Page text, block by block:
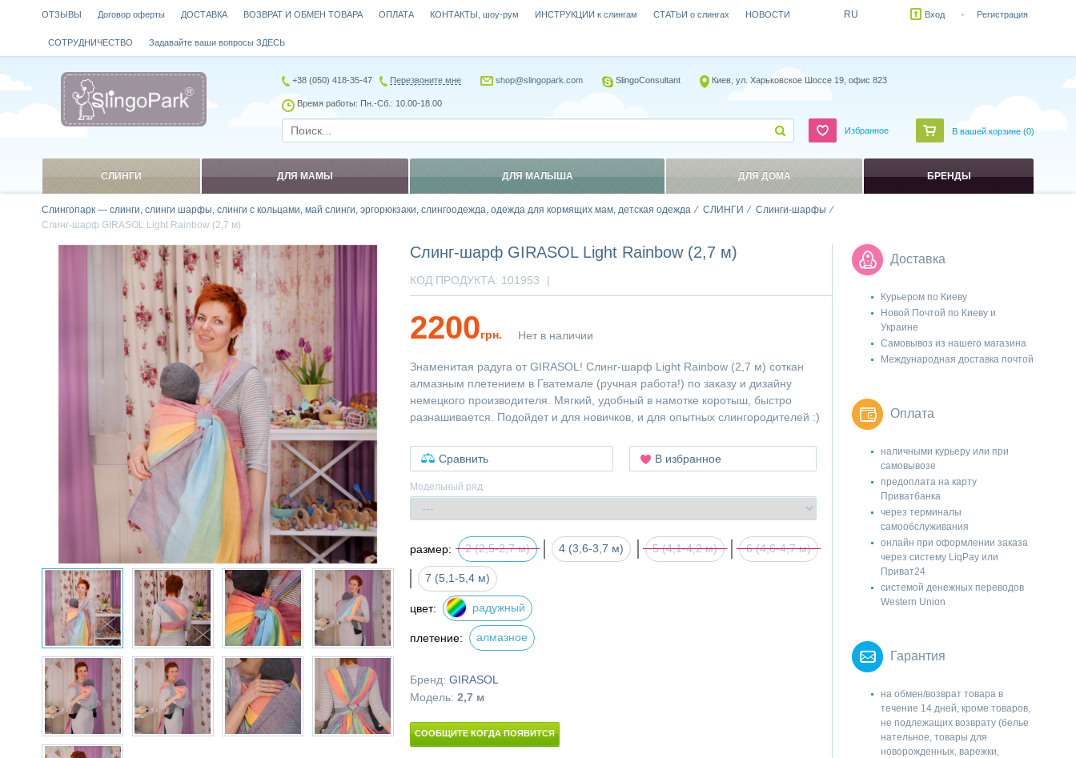
Слингопарк — слинги, слинги шарфы, слинги с кольцами, май слинги, эргорюкзаки, слингоодежда, одежда для кормящих мам, детская одежда СЛИНГИ
Слинги-шарфы
Слинг-шарф GIRASOL Light Rainbow (2,7 м)
Слинг-шарф GIRASOL Light Rainbow (2,7 м)
КОД ПРОДУКТА: 101953 |
2200грн. Нет в наличии
Знаменитая радуга от GIRASOL! Слинг-шарф Light Rainbow (2,7 м) соткан
алмазным плетением в Гватемале (ручная работа!) по заказу и дизайну
немецкого производителя. Мягкий, удобный в намотке коротыш, быстро
разнашивается. Подойдет и для новичков, и для опытных слингородителей :)
Сравнить В избранное
Модельный ряд
размер: 2 (2,5-2,7 м) 4 (3,6-3,7 м) 5 (4,1-4,2 м) 6 (4,6-4,7 м)
7 (5,1-5,4 м)
цвет: радужный
плетение: алмазное
Бренд: GIRASOL
Модель: 2,7 м
СООБЩИТЕ КОГДА ПОЯВИТСЯ
Доставка
Курьером по Киеву
Новой Почтой по Киеву и
Украине
Самовывоз из нашего магазина
Международная доставка почтой
Оплата
наличными курьеру или при
самовывозе
предоплата на карту
Приватбанка
через терминалы
самообслуживания
онлайн при оформлении заказа
через систему LiqPay или
Приват24
системой денежных переводов
Western Union
Гарантия
на обмен/возврат товара в
течение 14 дней, кроме товаров,
не подлежащих возврату (белье
нательное, товары для
новорожденных, варежки,
ОТЗЫВЫ Договор оферты ДОСТАВКА ВОЗВРАТ И ОБМЕН ТОВАРА ОПЛАТА КОНТАКТЫ, шоу-рум ИНСТРУКЦИИ к слингам СТАТЬИ о слингах НОВОСТИ
СОТРУДНИЧЕСТВО Задавайте ваши вопросы ЗДЕСЬ
RU Вход Регистрация
+38 (050) 418-35-47 Перезвоните мне shop@slingopark.com SlingoConsultant Киев, ул. Харьковское Шоссе 19, офис 823
Время работы: Пн.-Сб.: 10.00-18.00
Избранное В вашей корзине (0)
СЛИНГИ ДЛЯ МАМЫ ДЛЯ МАЛЫША ДЛЯ ДОМА БРЕНДЫ